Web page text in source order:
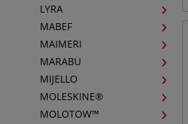
LYRA
MABEF
MAIMERI
MARABU
MIJELLO
MOLESKINE®
MOLOTOW™